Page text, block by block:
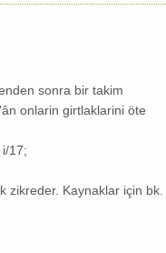
sonra bir takim
onlarin girtlaklarini öte
17;
zikreder. Kaynaklar için bk.